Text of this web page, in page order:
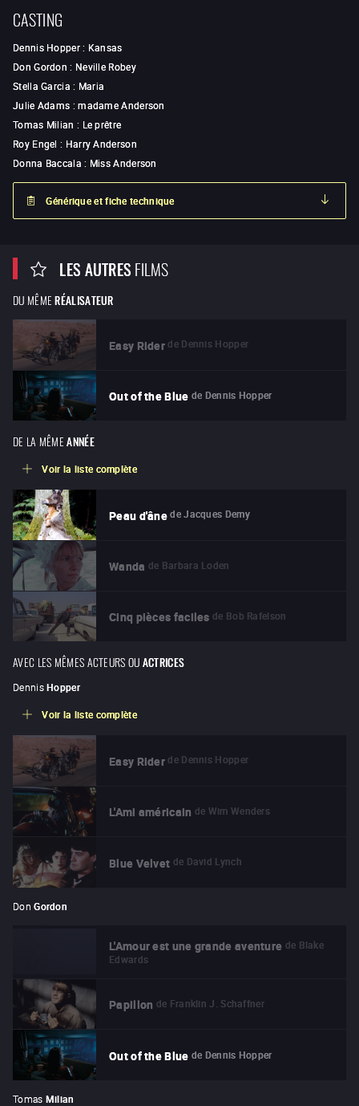
CASTING
Dennis Hopper: Kansas
Don Gordon : Neville Robey
Stella Garcia : Maria
Julie Adams :madame Anderson
Tomas Milian : Le prêtre
Roy Engel : Harry Anderson
Donna Baccala : Miss Anderson
Générique et fiche technique
LES AUTRESFILMS
DU MÊME RÉALISATEUR
Easy Rider de Dennis Hopper
Out of the Blue de Dennis Hopper
DE LA MÊME ANNÉE
Voir la liste complète
Peau d'âne de Jacques Demy
Wanda de Barbara Loden
Cinq pièces faciles de Bob Rafelson
AVEC LES MÊMES ACTEURS OUACTRICES
Dennis Hopper
Voir la liste complète
Easy Rider de Dennis Hopper
L'Ami américain de Wim Wenders
Blue Velvet de David Lynch
Don Gordon
L'Amour est une grande aventure de Blake
Edwards
Papillon de Franklin J. Schaffner
Out of the Blue de Dennis Hopper
Tomas Milian